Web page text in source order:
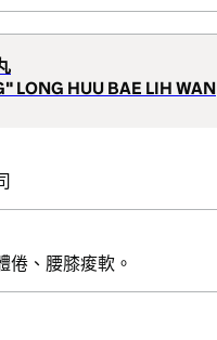
LONG HUU BAE LIH WAN
倦、腰膝痠軟。